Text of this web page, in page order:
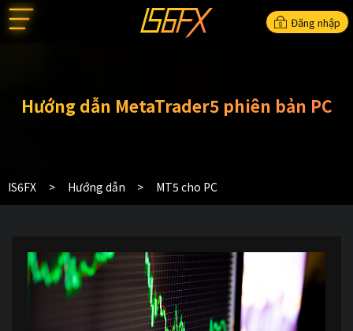
Đăng nhập
Hướng dẫn MetaTrader5 phiên bản PC
IS6FX Hướng dẫn MT5 cho PC